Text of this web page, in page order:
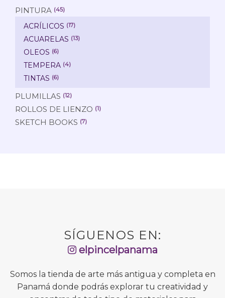
PINTURA (45)
ACRÍLICOS (17)
ACUARELAS (13)
OLEOS (6)
TEMPERA (4)
TINTAS (6)
PLUMILLAS (12)
ROLLOS DE LIENZO (1)
SKETCH BOOKS (7)
SÍGUENOS EN:
elpincelpanama
Somos la tienda de arte más antigua y completa en
Panamá donde podrás explorar tu creatividad y